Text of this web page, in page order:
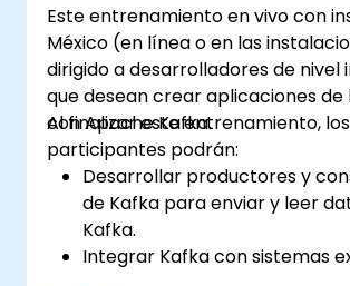
Este entrenamiento en vivo con
México (en línea o en las
dirigido a desarrolladores de nivel
que desean crear aplicaciones
con Apache Kafka.
Al finalizar este entrenamiento, los
participantes podrán:
Desarrollar productores y
de Kafka para enviar y leer
Kafka.
Integrar Kafka con sistemas